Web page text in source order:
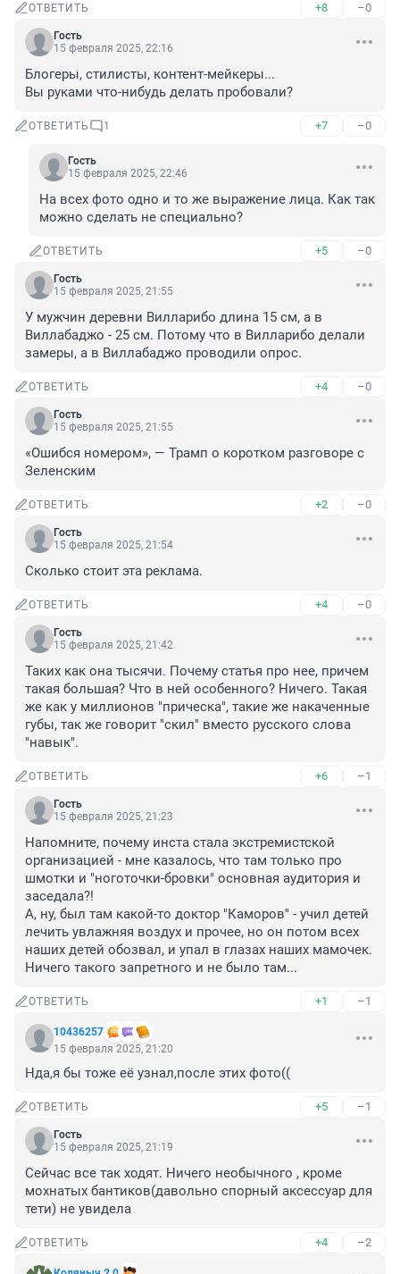
ОТВЕТИТЬ +8 –0
Гость
15 февраля 2025, 22:16
Блогеры, стилисты, контент-мейкеры...
Вы руками что-нибудь делать пробовали?
ОТВЕТИТЬ 1 +7 –0
Гость
15 февраля 2025, 22:46
На всех фото одно и то же выражение лица. Как так
можно сделать не специально?
ОТВЕТИТЬ +5 –0
Гость
15 февраля 2025, 21:55
У мужчин деревни Вилларибо длина 15 см, а в
Виллабаджо - 25 см. Потому что в Вилларибо делали
замеры, а в Виллабаджо проводили опрос.
ОТВЕТИТЬ +4 –0
Гость
15 февраля 2025, 21:55
«Ошибся номером», — Трамп о коротком разговоре с
Зеленским
ОТВЕТИТЬ +2 –0
Гость
15 февраля 2025, 21:54
Сколько стоит эта реклама.
ОТВЕТИТЬ +4 –0
Гость
15 февраля 2025, 21:42
Таких как она тысячи. Почему статья про нее, причем
такая большая? Что в ней особенного? Ничего. Такая
же как у миллионов "прическа", такие же накаченные
губы, так же говорит "скил" вместо русского слова
"навык".
ОТВЕТИТЬ +6 –1
Гость
15 февраля 2025, 21:23
Напомните, почему инста стала экстремистской
организацией - мне казалось, что там только про
шмотки и "ноготочки-бровки" основная аудитория и
заседала?!
А, ну, был там какой-то доктор "Каморов" - учил детей
лечить увлажняя воздух и прочее, но он потом всех
наших детей обозвал, и упал в глазах наших мамочек.
Ничего такого запретного и не было там...
ОТВЕТИТЬ +1 –1
10436257
15 февраля 2025, 21:20
Нда,я бы тоже её узнал,после этих фото((
ОТВЕТИТЬ +5 –1
Гость
15 февраля 2025, 21:19
Сейчас все так ходят. Ничего необычного , кроме
мохнатых бантиков(давольно спорный аксессуар для
тети) не увидела
ОТВЕТИТЬ +4 –2